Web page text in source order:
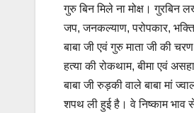
गुरु बिन मिले ना मोक्ष। गुरबिन
जप, जनकल्याण, परोपकार,
बाबा जी एवं गुरु माता जी की
हत्या की रोकथाम, बीमा एवं
बाबा जी रुड़की वाले बाबा मां
शपथ ली हुई है। वे निष्काम भाव